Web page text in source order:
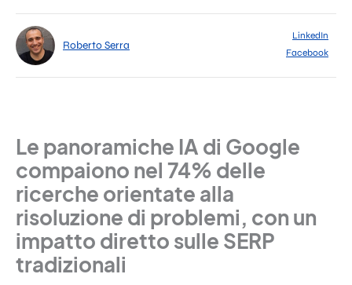
Roberto Serra
LinkedIn
Facebook
Le panoramiche IA di Google
compaiono nel 74% delle
ricerche orientate alla
risoluzione di problemi, con un
impatto diretto sulle SERP
tradizionali